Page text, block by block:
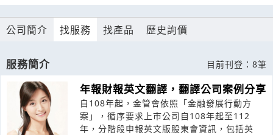
公司簡介 找服務 找產品 歷史詢價
服務簡介 目前刊登：8筆
年報財報英文翻譯，翻譯公司案例分享
自108年起，金管會依照「金融發展行動方
案」，循序要求上市公司自108年起至112
年，分階段申報英文版股東會資訊，包括英